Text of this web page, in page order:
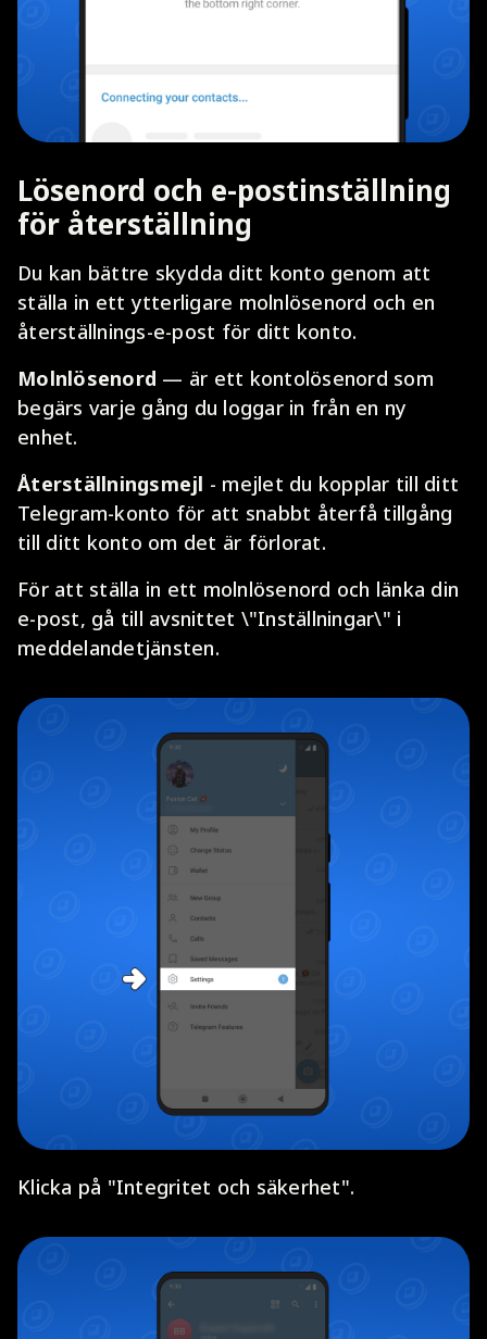
Lösenord och e-postinställning
för återställning
Du kan bättre skydda ditt konto genom att
ställa in ett ytterligare molnlösenord och en
återställnings-e-post för ditt konto.
Molnlösenord — är ett kontolösenord som
begärs varje gång du loggar in från en ny
enhet.
Återställningsmejl - mejlet du kopplar till ditt
Telegram-konto för att snabbt återfå tillgång
till ditt konto om det är förlorat.
För att ställa in ett molnlösenord och länka din
e-post, gå till avsnittet \"Inställningar\" i
meddelandetjänsten.
Klicka på "Integritet och säkerhet".